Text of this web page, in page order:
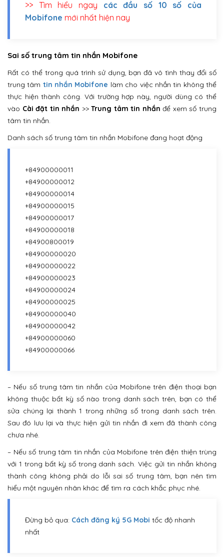
>> Tìm hiểu ngay các đầu số 10 số của
Mobifone mới nhất hiện nay
Sai số trung tâm tin nhắn Mobifone
Rất có thể trong quá trình sử dụng, bạn đã vô tình thay đổi số
trung tâm tin nhắn Mobifone làm cho việc nhắn tin không thể
thực hiện thành công. Với trường hợp này, người dùng có thể
vào Cài đặt tin nhắn >>Trung tâm tin nhắn để xem số trung
tâm tin nhắn.
Danh sách số trung tâm tin nhắn Mobifone đang hoạt động
+84900000011
+84900000012
+84900000014
+84900000015
+84900000017
+84900000018
+84900800019
+84900000020
+84900000022
+84900000023
+84900000024
+84900000025
+84900000040
+84900000042
+84900000060
+84900000066
– Nếu số trung tâm tin nhắn của Mobifone trên điện thoại bạn
không thuộc bất kỳ số nào trong danh sách trên, bạn có thể
sửa chúng lại thành 1 trong những số trong danh sách trên.
Sau đó lưu lại và thực hiện gửi tin nhắn đi xem đã thành công
chưa nhé.
– Nếu số trung tâm tin nhắn của Mobifone trên điện thiện trùng
với 1 trong bất kỳ số trong danh sách. Việc gửi tin nhắn không
thành công không phải do lỗi sai số trung tâm, bạn nên tìm
hiểu một nguyên nhân khác để tìm ra cách khắc phục nhé.
Đừng bỏ qua: Cách đăng ký 5G Mobi tốc độ nhanh
nhất